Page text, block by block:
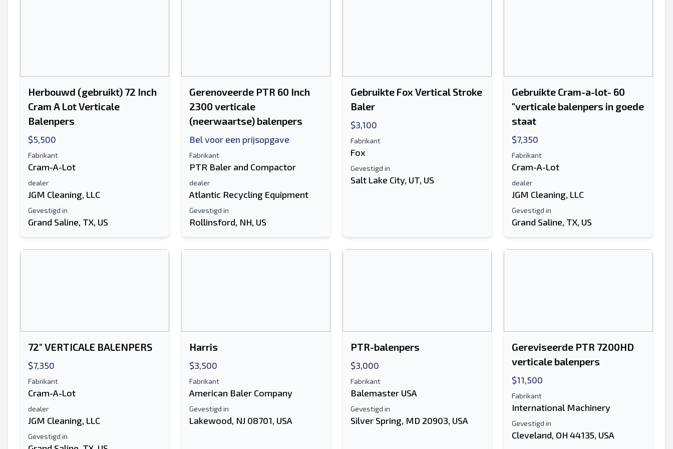
Herbouwd (gebruikt) 72 Inch
Cram A Lot Verticale
Balenpers
$5,500
Fabrikant
Cram-A-Lot
dealer
JGM Cleaning, LLC
Gevestigd in
Grand Saline, TX, US
Gerenoveerde PTR 60 Inch
2300 verticale
(neerwaartse) balenpers
Bel voor een prijsopgave
Fabrikant
PTR Baler and Compactor
dealer
Atlantic Recycling Equipment
Gevestigd in
Rollinsford, NH, US
Gebruikte Fox Vertical Stroke
Baler
$3,100
Fabrikant
Fox
Gevestigd in
Salt Lake City, UT, US
Gebruikte Cram-a-lot- 60
"verticale balenpers in goede
staat
$7,350
Fabrikant
Cram-A-Lot
dealer
JGM Cleaning, LLC
Gevestigd in
Grand Saline, TX, US
72" VERTICALE BALENPERS
$7,350
Fabrikant
Cram-A-Lot
dealer
JGM Cleaning, LLC
Gevestigd in
Harris
$3,500
Fabrikant
American Baler Company
Gevestigd in
Lakewood, NJ 08701, USA
PTR-balenpers
$3,000
Fabrikant
Balemaster USA
Gevestigd in
Silver Spring, MD 20903, USA
Gereviseerde PTR 7200HD
verticale balenpers
$11,500
Fabrikant
International Machinery
Gevestigd in
Cleveland, OH 44135, USA